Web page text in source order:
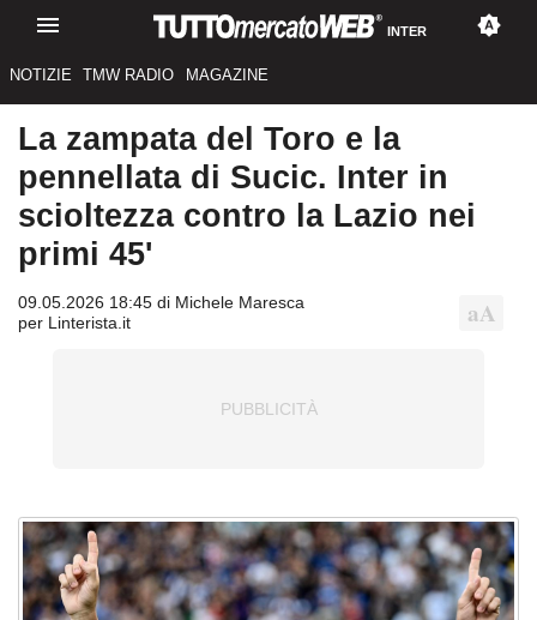
INTER
NOTIZIE TMW RADIO MAGAZINE
La zampata del Toro e la
pennellata di Sucic. Inter in
scioltezza contro la Lazio nei
primi 45'
09.05.2026 18:45 di Michele Maresca
per Linterista.it